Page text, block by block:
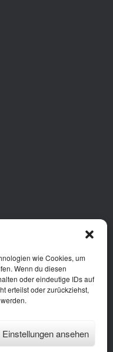
wie Cookies, um
Wenn du diesen
oder eindeutige IDs auf
erteilst oder zurückziehst,
Einstellungen ansehen